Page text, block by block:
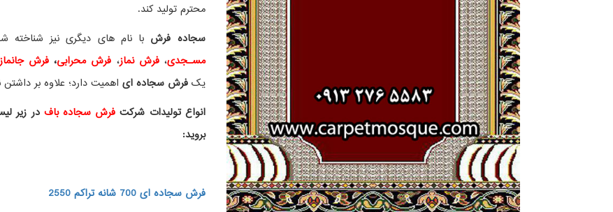
محترم تولید کند.
سجاده فرش با نام های دیگری نیز
مسـجدی،فرش نماز، فرش محرابی، فرش
یکفرش سجاده ای اهمیت دارد؛ علاوه بر داشتن
انواع تولیدات شرکت فرش سجاده باف در زیر
بروید:
فرش سجاده ای 700 شانه تراکم 2550